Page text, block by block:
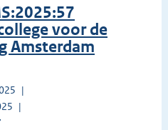
voor de
Amsterdam